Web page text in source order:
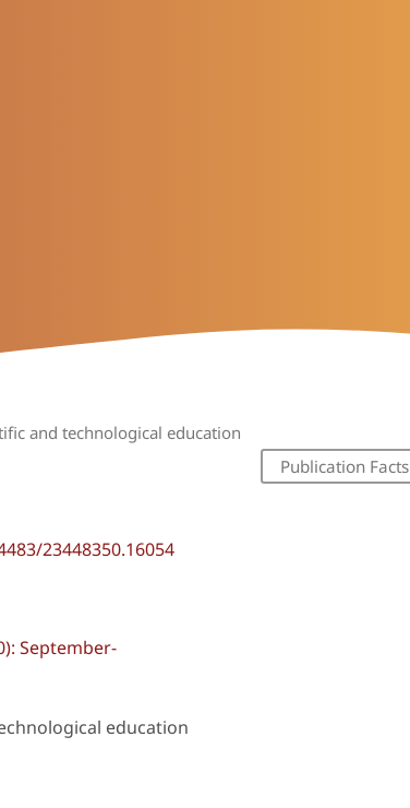
and technological education
23448350.16054
September-
education
Publication Facts